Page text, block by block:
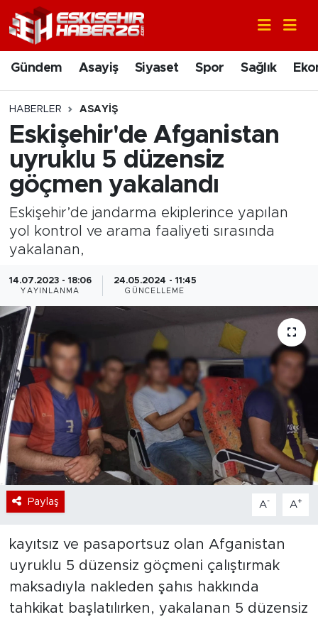
Gündem Asayiş Siyaset Spor Sağlık
HABERLER ASAYIŞ
Eskişehir'de Afganistan
uyruklu 5 düzensiz
göçmen yakalandı
Eskişehir’de jandarma ekiplerince yapılan
yol kontrol ve arama faaliyeti sırasında
yakalanan,
14.07.2023 - 18:06
YAYINLANMA
24.05.2024 - 11:45
GÜNCELLEME
Paylaş A- A+
kayıtsız ve pasaportsuz olan Afganistan
uyruklu 5 düzensiz göçmeni çalıştırmak
maksadıyla nakleden şahıs hakkında
tahkikat başlatılırken, yakalanan 5 düzensiz
Gündem
Asayiş
Siyaset
Spor
Sağlık
Ekonomi
Sanat
Bölge
Teknoloji
Magazin
Dünya
Sektör
Nöbetçi Eczaneler
Hava Durumu
Trafik Durumu
Süper Lig Puan Durumu ve Fikstür
Tüm Manşetler
Son Dakika Haberleri